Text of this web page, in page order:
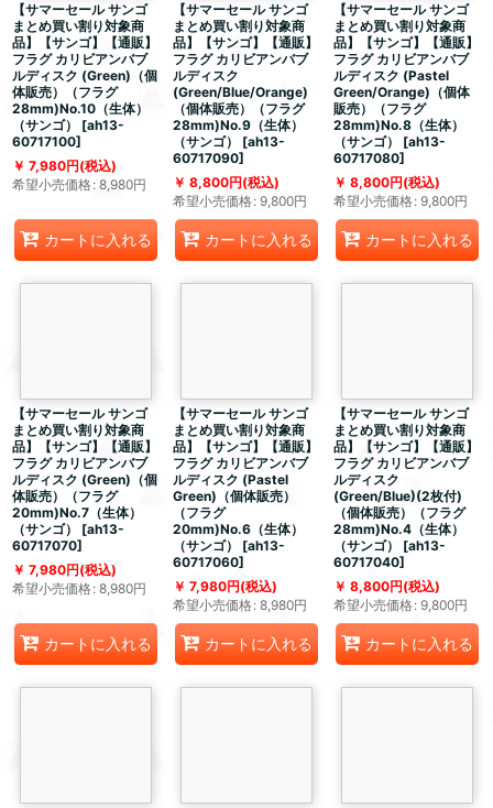
【サマーセール サンゴ
まとめ買い割り対象商
品】【サンゴ】【通販】
フラグ カリビアンバブ
ルディスク (Green)（個
体販売）（フラグ
28mm)No.10（生体）
（サンゴ）
[ah13-
60717100]
7,980円(税込)
希望小売価格: 8,980円
カートに入れる
【サマーセール サンゴ
まとめ買い割り対象商
品】【サンゴ】【通販】
フラグ カリビアンバブ
ルディスク
(Green/Blue/Orange)
（個体販売）（フラグ
28mm)No.9（生体）
（サンゴ）
[ah13-
60717090]
8,800円(税込)
希望小売価格: 9,800円
カートに入れる
【サマーセール サンゴ
まとめ買い割り対象商
品】【サンゴ】【通販】
フラグ カリビアンバブ
ルディスク (Pastel
Green/Orange)（個体
販売）（フラグ
28mm)No.8（生体）
（サンゴ）
[ah13-
60717080]
8,800円(税込)
希望小売価格: 9,800円
カートに入れる
【サマーセール サンゴ
まとめ買い割り対象商
品】【サンゴ】【通販】
フラグ カリビアンバブ
ルディスク (Green)（個
体販売）（フラグ
20mm)No.7（生体）
（サンゴ）
[ah13-
60717070]
7,980円(税込)
希望小売価格: 8,980円
カートに入れる
【サマーセール サンゴ
まとめ買い割り対象商
品】【サンゴ】【通販】
フラグ カリビアンバブ
ルディスク (Pastel
Green)（個体販売）
（フラグ
20mm)No.6（生体）
（サンゴ）
[ah13-
60717060]
7,980円(税込)
希望小売価格: 8,980円
カートに入れる
【サマーセール サンゴ
まとめ買い割り対象商
品】【サンゴ】【通販】
フラグ カリビアンバブ
ルディスク
(Green/Blue)(2枚付)
（個体販売）（フラグ
28mm)No.4（生体）
（サンゴ）
[ah13-
60717040]
8,800円(税込)
希望小売価格: 9,800円
カートに入れる